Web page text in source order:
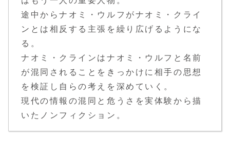
途中からナオミ・ウルフがナオミ・クライ
ンとは相反する主張を繰り広げるようにな
る。
ナオミ・クラインはナオミ・ウルフと名前
が混同されることをきっかけに相手の思想
を検証し自らの考えを深めていく。
現代の情報の混同と危うさを実体験から描
いたノンフィクション。